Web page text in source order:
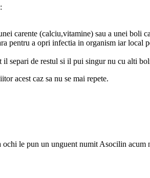
carente (calciu,vitamine) sau a unei boli
pentru a opri infectia in organism iar local
il separi de restul si il pui singur nu cu alti
acest caz sa nu se mai repete.
ochi le pun un unguent numit Asocilin